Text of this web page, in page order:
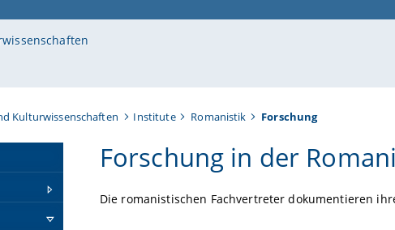
Kulturwissenschaften Institute Romanistik Forschung
Forschung in der
Die romanistischen Fachvertreter dokumentieren